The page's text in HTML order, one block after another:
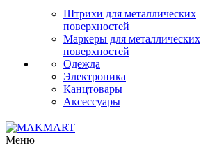
Штрихи для металлических
поверхностей
Маркеры для металлических
поверхностей
Одежда
Электроника
Канцтовары
Аксессуары
Меню